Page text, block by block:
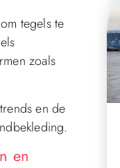
tegels te
zoals
en de
en